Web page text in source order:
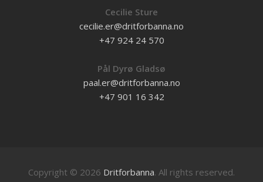
Cecilie Sture
cecilie.er@dritforbanna.no
+47 924 24 570
Pål Dyrø Gladsø
paal.er@dritforbanna.no
+47 901 16 342
Copyright © 2026 Dritforbanna. All rights reserved.